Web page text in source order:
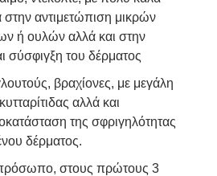
αντιμετώπιση μικρών
ή ουλών αλλά και στην
σύσφιγξη του δέρματος
βραχίονες, με μεγάλη
αλλά και
της σφριγηλότητας
δέρματος.
στους πρώτους 3